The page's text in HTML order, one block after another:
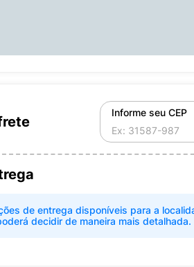
Informe seu CEP
de entrega disponíveis para a
decidir de maneira mais detalhada.